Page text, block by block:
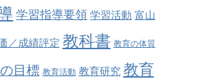
学習指導要領 学習活動 富山
／成績評定 教科書 教育の体質
目標 教育活動 教育研究 教育